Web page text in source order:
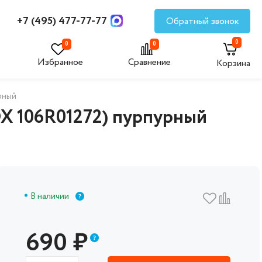
+7 (495) 477-77-77 Обратный звонок
0
Избранное
0
Сравнение
0
Корзина
106R01272) пурпурный
В наличии
690₽